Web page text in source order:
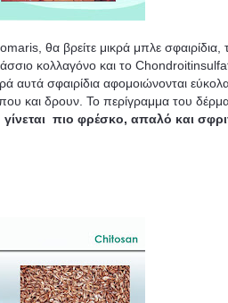
θα βρείτε μικρά μπλε
κολλαγόνο και το Chondroitinsulfat,
αυτά σφαιρίδια αφομοιώνονται
και δρουν. Το περίγραμμα του
πιο φρέσκο, απαλό και